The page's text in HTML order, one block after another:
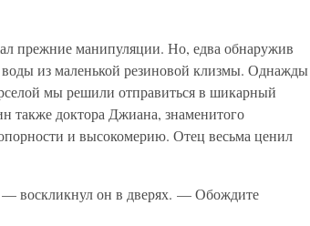
прежние манипуляции. Но, едва обнаружив
воды из маленькой резиновой клизмы. Однажды
мы решили отправиться в шикарный
также доктора Джиана, знаменитого
и высокомерию. Отец весьма ценил
воскликнул он в дверях. — Обождите